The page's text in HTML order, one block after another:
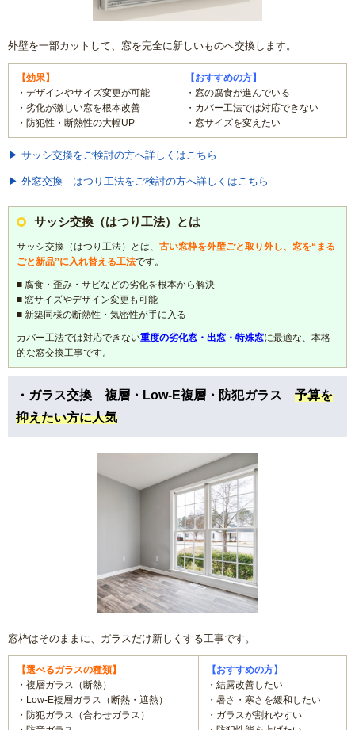
外壁を一部カットして、窓を完全に新しいものへ交換します。
【効果】
・デザインやサイズ変更が可能
・劣化が激しい窓を根本改善
・防犯性・断熱性の大幅UP
【おすすめの方】
・窓の腐食が進んでいる
・カバー工法では対応できない
・窓サイズを変えたい
▶ サッシ交換をご検討の方へ詳しくはこちら
▶ 外窓交換 はつり工法をご検討の方へ詳しくはこちら
サッシ交換（はつり工法）とは
サッシ交換（はつり工法）とは、 古い窓枠を外壁ごと取り外し、窓を“まる
ごと新品”に入れ替える工法です。
■ 腐食・歪み・サビなどの劣化を根本から解決
■ 窓サイズやデザイン変更も可能
■ 新築同様の断熱性・気密性が手に入る
カバー工法では対応できない重度の劣化窓・出窓・特殊窓に最適な、本格
的な窓交換工事です。
・ガラス交換 複層・Low-E複層・防犯ガラス 予算を
抑えたい方に人気
窓枠はそのままに、ガラスだけ新しくする工事です。
【選べるガラスの種類】
・複層ガラス（断熱）
・Low-E複層ガラス（断熱・遮熱）
・防犯ガラス（合わせガラス）
【おすすめの方】
・結露改善したい
・暑さ・寒さを緩和したい
・ガラスが割れやすい